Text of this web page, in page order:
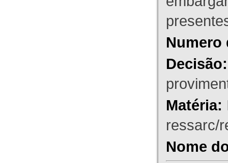
Numero
Decisão:
Matéria:
ressarc/
Nome